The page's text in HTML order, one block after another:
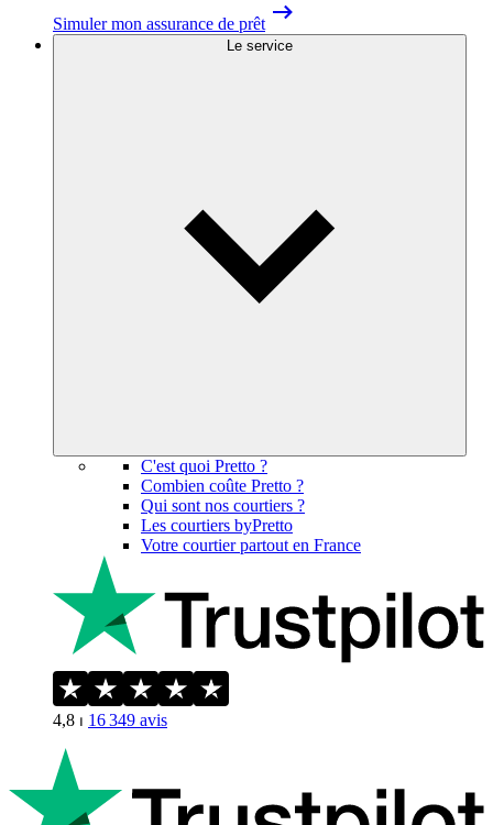
Simuler mon assurance de prêt
Le service
C'est quoi Pretto ?
Combien coûte Pretto ?
Qui sont nos courtiers ?
Les courtiers byPretto
Votre courtier partout en France
4,8 ⏐ 16 349 avis